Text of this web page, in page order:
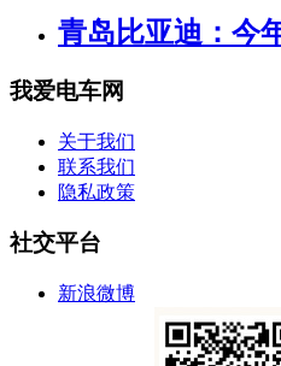
青岛比亚迪：今
我爱电车网
关于我们
联系我们
隐私政策
社交平台
新浪微博